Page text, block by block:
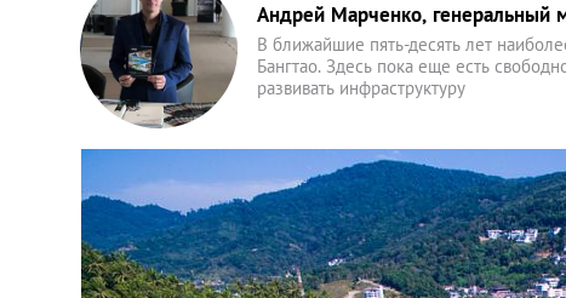
Андрей Марченко, генеральный
В ближайшие пять-десять лет
Бангтао. Здесь пока еще есть
развивать инфраструктуру